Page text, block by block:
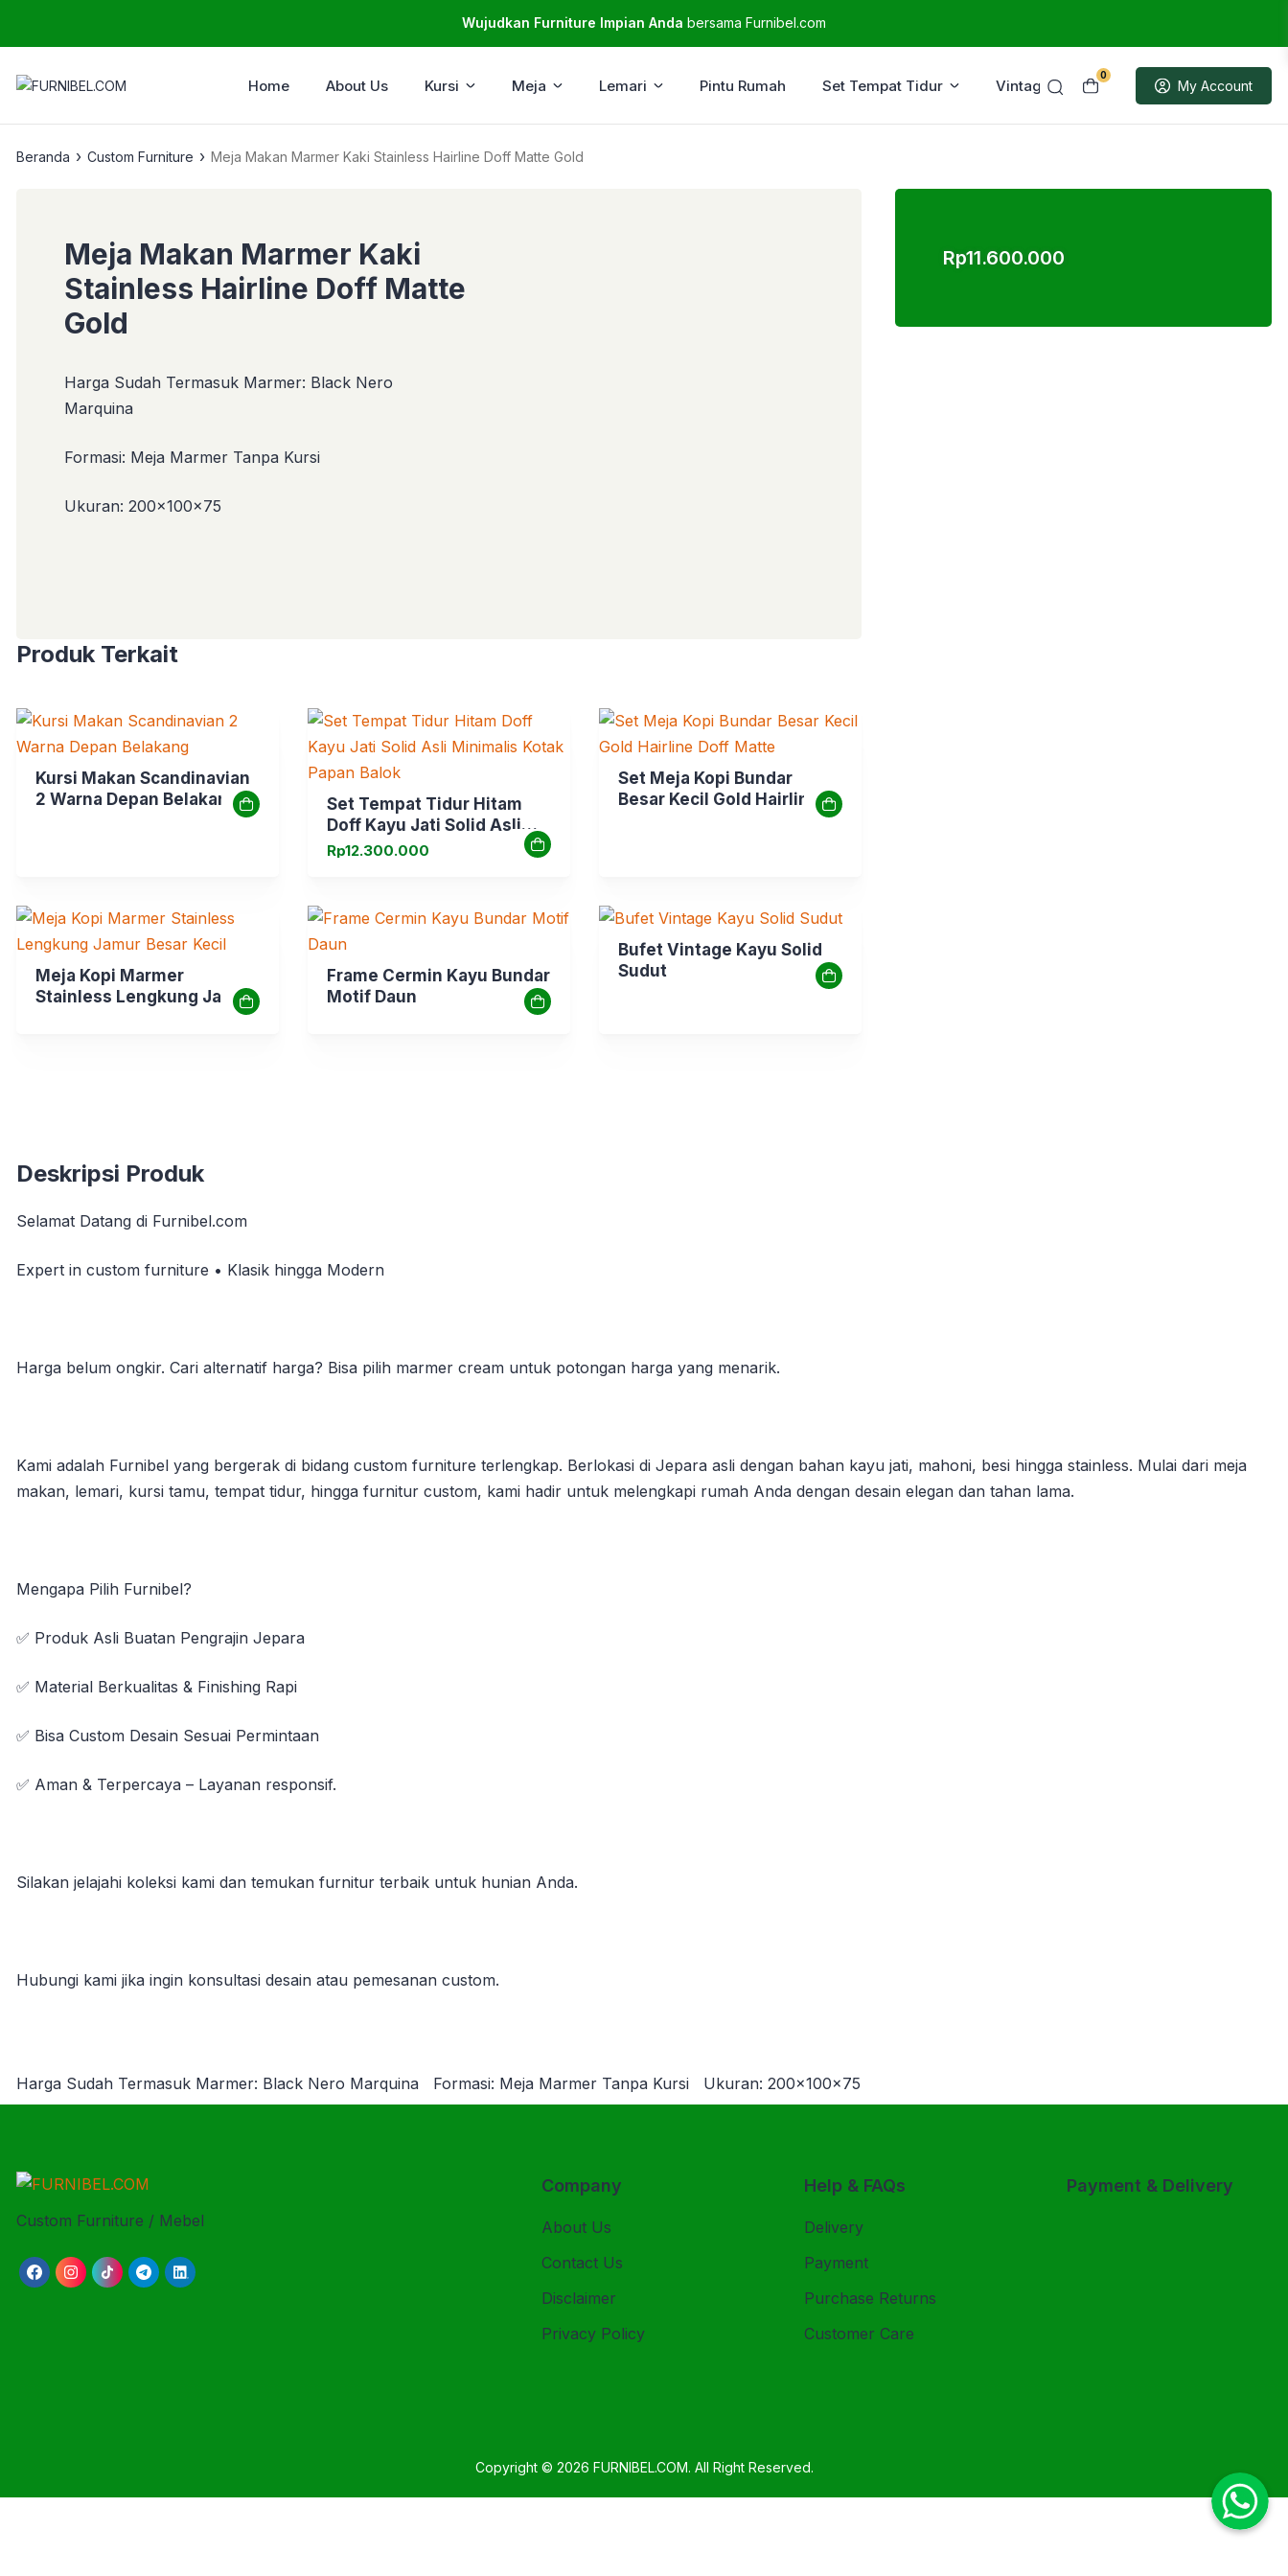
Wujudkan Furniture Impian Anda bersama Furnibel.com
0
My Account
Home About Us Kursi Meja Lemari Pintu Rumah Set Tempat Tidur Vintage Sample
Beranda › Custom Furniture › Meja Makan Marmer Kaki Stainless Hairline Doff Matte Gold
Meja Makan Marmer Kaki
Stainless Hairline Doff Matte
Gold
Harga Sudah Termasuk Marmer: Black Nero
Marquina
Formasi: Meja Marmer Tanpa Kursi
Ukuran: 200x100x75
Produk Terkait
Kursi Makan Scandinavian
2 Warna Depan Belakang
Set Tempat Tidur Hitam
Doff Kayu Jati Solid Asli
Minimalis Kotak Papan
Rp12.300.000
Set Meja Kopi Bundar
Besar Kecil Gold Hairline
Meja Kopi Marmer
Stainless Lengkung Jamur
Frame Cermin Kayu Bundar
Motif Daun
Bufet Vintage Kayu Solid
Sudut
Rp11.600.000
Deskripsi Produk
Selamat Datang di Furnibel.com
Expert in custom furniture • Klasik hingga Modern
Harga belum ongkir. Cari alternatif harga? Bisa pilih marmer cream untuk potongan harga yang menarik.
Kami adalah Furnibel yang bergerak di bidang custom furniture terlengkap. Berlokasi di Jepara asli dengan bahan kayu jati, mahoni, besi hingga stainless. Mulai dari meja
makan, lemari, kursi tamu, tempat tidur, hingga furnitur custom, kami hadir untuk melengkapi rumah Anda dengan desain elegan dan tahan lama.
Mengapa Pilih Furnibel?
✅ Produk Asli Buatan Pengrajin Jepara
✅ Material Berkualitas & Finishing Rapi
✅ Bisa Custom Desain Sesuai Permintaan
✅ Aman & Terpercaya – Layanan responsif.
Silakan jelajahi koleksi kami dan temukan furnitur terbaik untuk hunian Anda.
Hubungi kami jika ingin konsultasi desain atau pemesanan custom.
Harga Sudah Termasuk Marmer: Black Nero Marquina Formasi: Meja Marmer Tanpa Kursi Ukuran: 200x100x75
Custom Furniture / Mebel
Company
About Us
Contact Us
Disclaimer
Privacy Policy
Help & FAQs
Delivery
Payment
Purchase Returns
Customer Care
Payment & Delivery
Copyright © 2026 FURNIBEL.COM. All Right Reserved.